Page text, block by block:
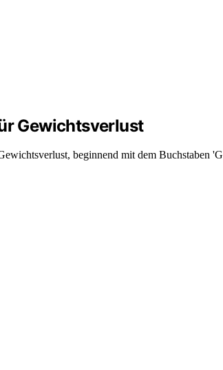
Gewichtsverlust
beginnend mit dem Buchstaben